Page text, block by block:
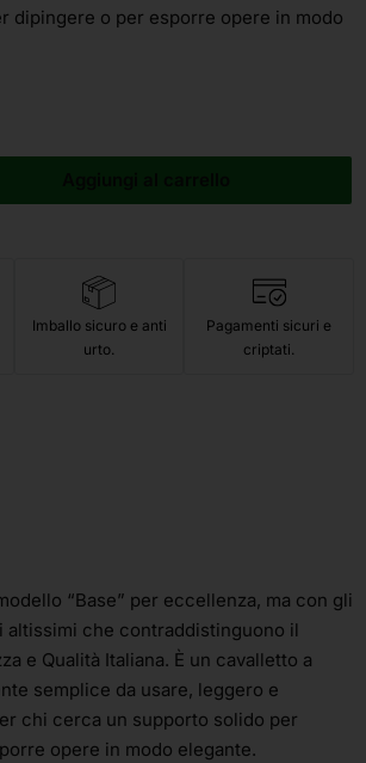
dipingere o per esporre opere in modo
Imballo sicuro e anti
urto.
Pagamenti sicuri e
criptati.
“Base” per eccellenza, ma con gli
altissimi che contraddistinguono il
e Qualità Italiana. È un cavalletto a
semplice da usare, leggero e
chi cerca un supporto solido per
opere in modo elegante.